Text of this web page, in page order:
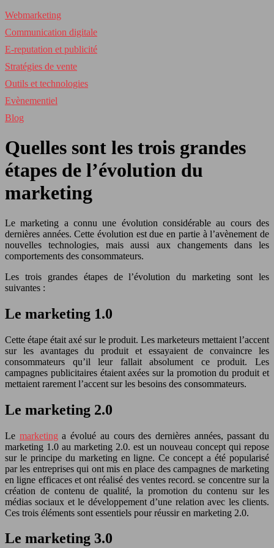
Webmarketing
Communication digitale
E-reputation et publicité
Stratégies de vente
Outils et technologies
Evènementiel
Blog
Quelles sont les trois grandes
étapes de l’évolution du
marketing
Le marketing a connu une évolution considérable au cours des
dernières années. Cette évolution est due en partie à l’avènement de
nouvelles technologies, mais aussi aux changements dans les
comportements des consommateurs.
Les trois grandes étapes de l’évolution du marketing sont les
suivantes :
Le marketing 1.0
Cette étape était axé sur le produit. Les marketeurs mettaient l’accent
sur les avantages du produit et essayaient de convaincre les
consommateurs qu’il leur fallait absolument ce produit. Les
campagnes publicitaires étaient axées sur la promotion du produit et
mettaient rarement l’accent sur les besoins des consommateurs.
Le marketing 2.0
Le marketing a évolué au cours des dernières années, passant du
marketing 1.0 au marketing 2.0. est un nouveau concept qui repose
sur le principe du marketing en ligne. Ce concept a été popularisé
par les entreprises qui ont mis en place des campagnes de marketing
en ligne efficaces et ont réalisé des ventes record. se concentre sur la
création de contenu de qualité, la promotion du contenu sur les
médias sociaux et le développement d’une relation avec les clients.
Ces trois éléments sont essentiels pour réussir en marketing 2.0.
Le marketing 3.0